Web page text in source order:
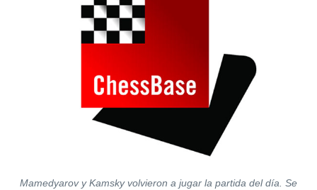
Mamedyarov y Kamsky volvieron a jugar la partida del día Se